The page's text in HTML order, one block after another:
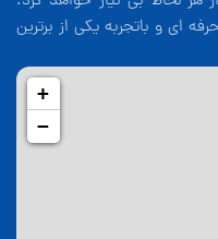
ای و باتجربه یکی از برترین
+
−